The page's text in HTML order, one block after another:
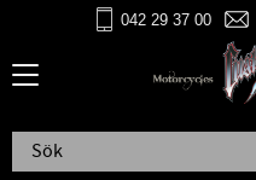
042 29 37 00